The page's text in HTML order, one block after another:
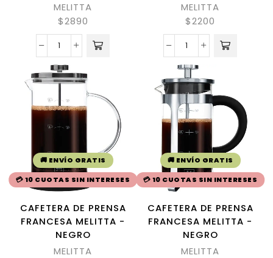
MELITTA
$2890
MELITTA
$2200
🚚 ENVÍO GRATIS
💳 10 CUOTAS SIN INTERESES
CAFETERA DE PRENSA
FRANCESA MELITTA -
NEGRO
MELITTA
🚚 ENVÍO GRATIS
💳 10 CUOTAS SIN INTERESES
CAFETERA DE PRENSA
FRANCESA MELITTA -
NEGRO
MELITTA